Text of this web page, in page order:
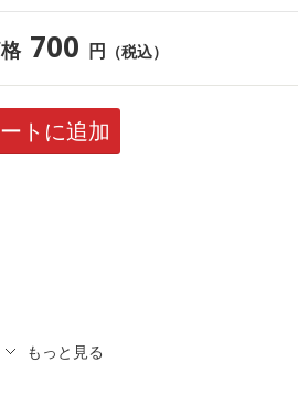
700 円 （税込）
トに追加